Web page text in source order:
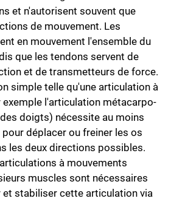
et n'autorisent souvent que
de mouvement. Les
en mouvement l'ensemble du
que les tendons servent de
et de transmetteurs de force.
simple telle qu'une articulation à
exemple l'articulation métacarpo-
doigts) nécessite au moins
déplacer ou freiner les os
les deux directions possibles.
à mouvements
muscles sont nécessaires
et stabiliser cette articulation via